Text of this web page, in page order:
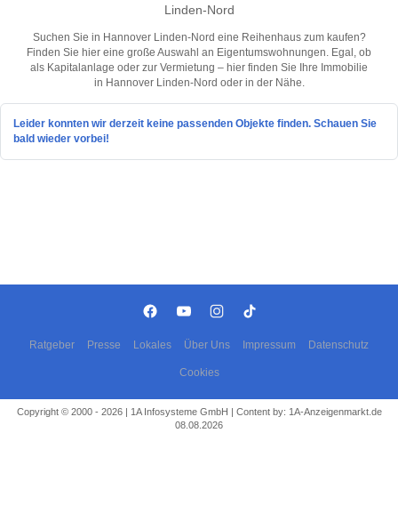
Linden-Nord
Suchen Sie in Hannover Linden-Nord eine Reihenhaus zum kaufen?
Finden Sie hier eine große Auswahl an Eigentumswohnungen. Egal, ob
als Kapitalanlage oder zur Vermietung – hier finden Sie Ihre Immobilie
in Hannover Linden-Nord oder in der Nähe.
Leider konnten wir derzeit keine passenden Objekte finden. Schauen Sie
bald wieder vorbei!
Ratgeber Presse Lokales Über Uns Impressum Datenschutz
Cookies
Copyright © 2000 - 2026 | 1A Infosysteme GmbH | Content by: 1A-Anzeigenmarkt.de
08.08.2026